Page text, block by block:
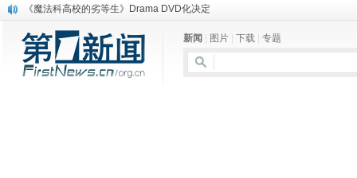
《魔法科高校的劣等生》Drama DVD化决定
消息称刘强东要求京东商城明年扭亏为盈
保健品也能吃出一身病? 康宝莱员工自揭多项家丑
煤价"跳水"电企利润"蹦高" 电煤联动亟待完善
新闻 图片 下载 专题